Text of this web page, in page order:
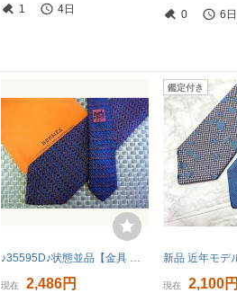
1
4日 0 6日
♪35595D♪状態並品【金具 柄】エルメス【HERMES】ネクタイ
現在 2,486円
鑑定付き
現在 2,100円